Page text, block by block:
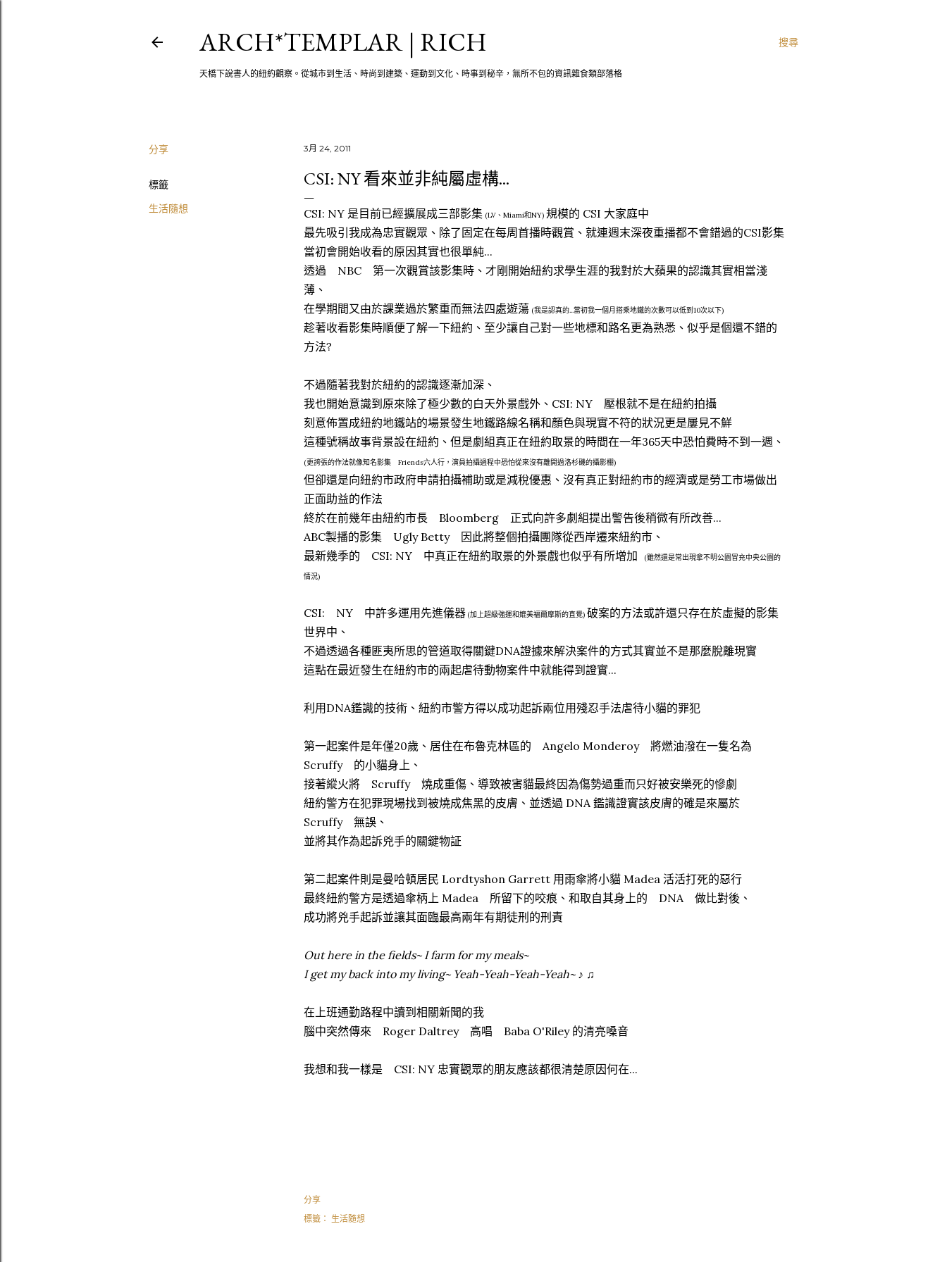
搜尋
ARCH*TEMPLAR | RICH
天橋下說書人的紐約觀察。從城市到生活、時尚到建築、運動到文化、時事到秘辛，無所不包的資訊雜食類部落格
分享
標籤
生活隨想
3月 24, 2011
CSI: NY 看來並非純屬虛構...
CSI: NY 是目前已經擴展成三部影集 (LV、Miami和NY) 規模的 CSI 大家庭中
最先吸引我成為忠實觀眾、除了固定在每周首播時觀賞、就連週末深夜重播都不會錯過的CSI影集
當初會開始收看的原因其實也很單純...
透過 NBC 第一次觀賞該影集時、才剛開始紐約求學生涯的我對於大蘋果的認識其實相當淺
薄、
在學期間又由於課業過於繁重而無法四處遊蕩 (我是認真的...當初我一個月搭乘地鐵的次數可以低到10次以下)
趁著收看影集時順便了解一下紐約、至少讓自己對一些地標和路名更為熟悉、似乎是個還不錯的
方法?
不過隨著我對於紐約的認識逐漸加深、
我也開始意識到原來除了極少數的白天外景戲外、CSI: NY 壓根就不是在紐約拍攝
刻意佈置成紐約地鐵站的場景發生地鐵路線名稱和顏色與現實不符的狀況更是屢見不鮮
這種號稱故事背景設在紐約、但是劇組真正在紐約取景的時間在一年365天中恐怕費時不到一週、
(更誇張的作法就像知名影集 Friends六人行，演員拍攝過程中恐怕從來沒有離開過洛杉磯的攝影棚)
但卻還是向紐約市政府申請拍攝補助或是減稅優惠、沒有真正對紐約市的經濟或是勞工市場做出
正面助益的作法
終於在前幾年由紐約市長 Bloomberg 正式向許多劇組提出警告後稍微有所改善...
ABC製播的影集 Ugly Betty 因此將整個拍攝團隊從西岸遷來紐約市、
最新幾季的 CSI: NY 中真正在紐約取景的外景戲也似乎有所增加
(雖然還是常出現拿不明公園冒充中央公園的
情況)
CSI: NY 中許多運用先進儀器 (加上超級強運和媲美福爾摩斯的直覺) 破案的方法或許還只存在於虛擬的影集
世界中、
不過透過各種匪夷所思的管道取得關鍵DNA證據來解決案件的方式其實並不是那麼脫離現實
這點在最近發生在紐約市的兩起虐待動物案件中就能得到證實...
利用DNA鑑識的技術、紐約市警方得以成功起訴兩位用殘忍手法虐待小貓的罪犯
第一起案件是年僅20歲、居住在布魯克林區的 Angelo Monderoy 將燃油潑在一隻名為
Scruffy 的小貓身上、
接著縱火將 Scruffy 燒成重傷、導致被害貓最終因為傷勢過重而只好被安樂死的慘劇
紐約警方在犯罪現場找到被燒成焦黑的皮膚、並透過 DNA 鑑識證實該皮膚的確是來屬於
Scruffy 無誤、
並將其作為起訴兇手的關鍵物証
第二起案件則是曼哈頓居民 Lordtyshon Garrett 用雨傘將小貓 Madea 活活打死的惡行
最終紐約警方是透過傘柄上 Madea 所留下的咬痕、和取自其身上的 DNA 做比對後、
成功將兇手起訴並讓其面臨最高兩年有期徒刑的刑責
Out here in the fields~ I farm for my meals~
I get my back into my living~ Yeah-Yeah-Yeah-Yeah~ ♪ ♫
在上班通勤路程中讀到相關新聞的我
腦中突然傳來 Roger Daltrey 高唱 Baba O'Riley 的清亮嗓音
我想和我一樣是 CSI: NY 忠實觀眾的朋友應該都很清楚原因何在...
分享
標籤： 生活隨想